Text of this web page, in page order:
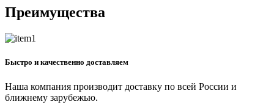
Преимущества
Быстро и качественно доставляем
Наша компания производит доставку по всей России и
ближнему зарубежью.